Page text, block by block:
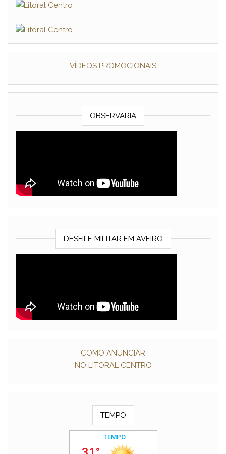
VÍDEOS PROMOCIONAIS
OBSERVARIA
DESFILE MILITAR EM AVEIRO
COMO ANUNCIAR
NO LITORAL CENTRO
TEMPO